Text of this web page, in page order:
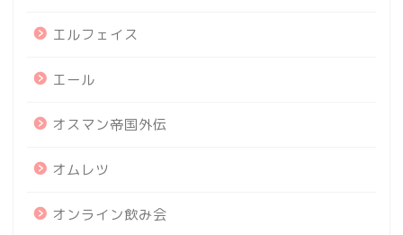
エルフェイス
エール
オスマン帝国外伝
オムレツ
オンライン飲み会